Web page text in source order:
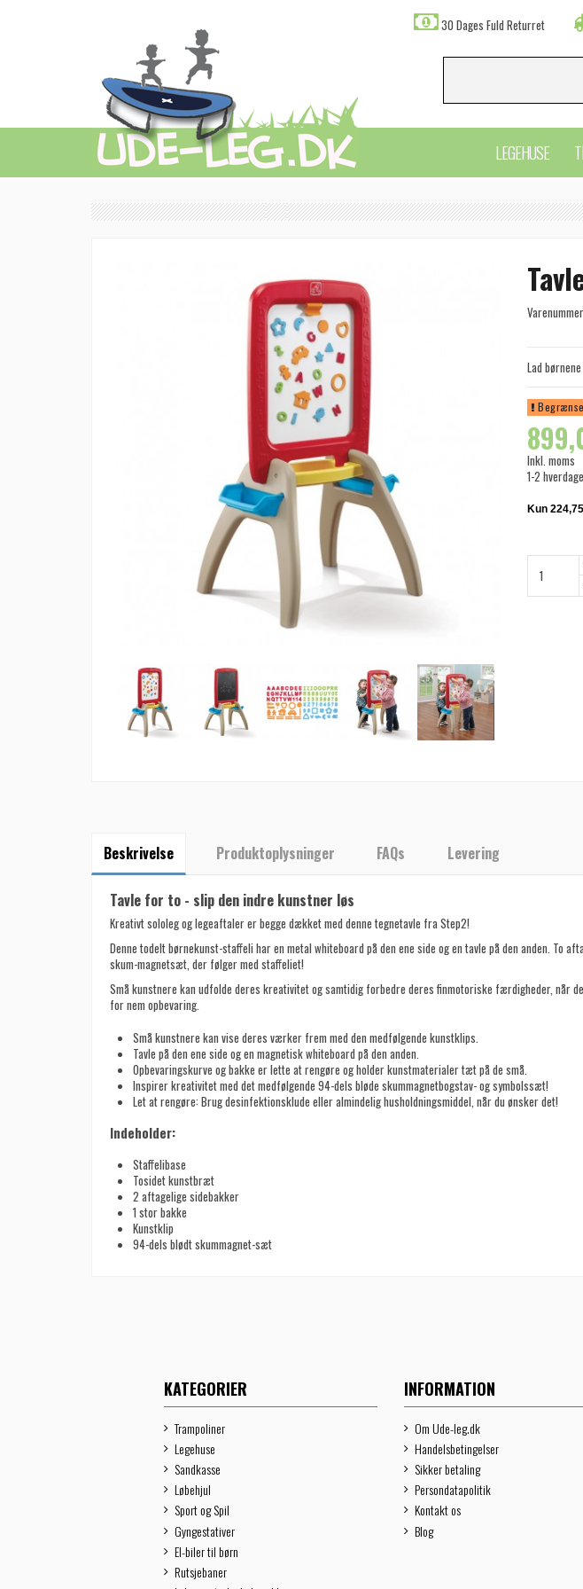
30 Dages Fuld Returret
LEGEHUSE
Lad
Inkl. moms
1-2 hverdage
Beskrivelse Produktoplysninger FAQs Levering
Tavle for to - slip den indre kunstner løs
Kreativt sololeg og legeaftaler er begge dækket med denne tegnetavle fra Step2!
Denne todelt børnekunst-staffeli har en metal whiteboard på den ene side og en tavle på den anden.
skum-magnetsæt, der følger med staffeliet!
Små kunstnere kan udfolde deres kreativitet og samtidig forbedre deres finmotoriske færdigheder, når
for nem opbevaring.
Små kunstnere kan vise deres værker frem med den medfølgende kunstklips.
Tavle på den ene side og en magnetisk whiteboard på den anden.
Opbevaringskurve og bakke er lette at rengøre og holder kunstmaterialer tæt på de små.
Inspirer kreativitet med det medfølgende 94-dels bløde skummagnetbogstav- og symbolssæt!
Let at rengøre: Brug desinfektionsklude eller almindelig husholdningsmiddel, når du ønsker det!
Indeholder:
Staffelibase
Tosidet kunstbræt
2 aftagelige sidebakker
1 stor bakke
Kunstklip
94-dels blødt skummagnet-sæt
KATEGORIER
Trampoliner
Legehuse
Sandkasse
Løbehjul
Sport og Spil
Gyngestativer
El-biler til børn
Rutsjebaner
INFORMATION
Om Ude-leg.dk
Handelsbetingelser
Sikker betaling
Persondatapolitik
Kontakt os
Blog